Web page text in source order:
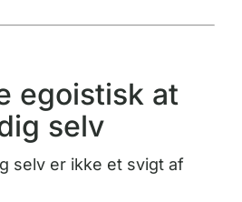
egoistisk at
selv
selv er ikke et svigt af